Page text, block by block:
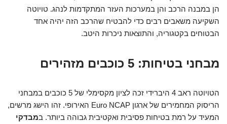
הן במבנה הרכב והן במערכות העזר המתקדמות לנהג. טויוטה
השקיעה משאבים רבים כדי להבטיח שהרכב הזה יהיה אחד
הבטוחים בקטגוריה, והתוצאות ניכרות היטב.
מבחני בטיחות: 5 כוכבים מזהירים
הטויוטה ראב 4 היברידי זכה לציון מקסימלי של 5 כוכבים במבחני
הריסוק המחמירים של ארגון Euro NCAP האירופי. זהו הישג מרשים,
המעיד על רמת בטיחות פסיבית ואקטיבית גבוהה ביותר. במבדקי